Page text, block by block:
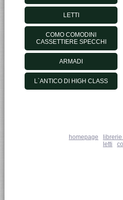
LETTI
COMO COMODINI
CASSETTIERE SPECCHI
ARMADI
L`ANTICO DI HIGH CLASS
homepage
letti